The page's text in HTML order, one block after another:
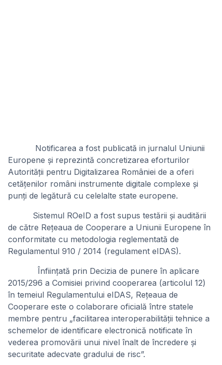
Notificarea a fost publicată in jurnalul Uniunii
Europene și reprezintă concretizarea eforturilor
Autorității pentru Digitalizarea României de a oferi
cetățenilor români instrumente digitale complexe și
punți de legătură cu celelalte state europene.
Sistemul ROeID a fost supus testării și auditării
de către Rețeaua de Cooperare a Uniunii Europene în
conformitate cu metodologia reglementată de
Regulamentul 910 / 2014 (regulament eIDAS).
Înființată prin Decizia de punere în aplicare
2015/296 a Comisiei privind cooperarea (articolul 12)
în temeiul Regulamentului eIDAS, Rețeaua de
Cooperare este o colaborare oficială între statele
membre pentru „facilitarea interoperabilității tehnice a
schemelor de identificare electronică notificate în
vederea promovării unui nivel înalt de încredere și
securitate adecvate gradului de risc”.